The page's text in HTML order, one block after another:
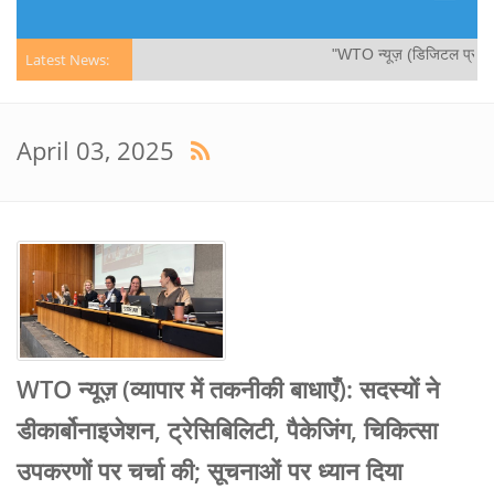
Latest News: "WTO न्यूज़ (डिजिटल
April 03, 2025
WTO न्यूज़ (व्यापार में तकनीकी बाधाएँ): सदस्यों ने
डीकार्बोनाइजेशन, ट्रेसिबिलिटी, पैकेजिंग, चिकित्सा
उपकरणों पर चर्चा की; सूचनाओं पर ध्यान दिया